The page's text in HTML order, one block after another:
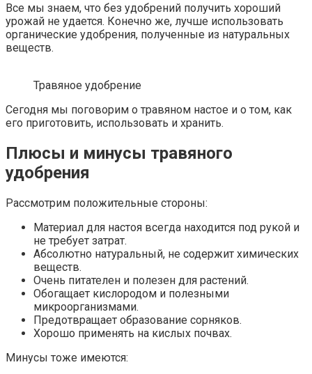
Все мы знаем, что без удобрений получить хороший
урожай не удается. Конечно же, лучше использовать
органические удобрения, полученные из натуральных
веществ.
Травяное удобрение
Сегодня мы поговорим о травяном настое и о том, как
его приготовить, использовать и хранить.
Плюсы и минусы травяного
удобрения
Рассмотрим положительные стороны:
Материал для настоя всегда находится под рукой и
не требует затрат.
Абсолютно натуральный, не содержит химических
веществ.
Очень питателен и полезен для растений.
Обогащает кислородом и полезными
микроорганизмами.
Предотвращает образование сорняков.
Хорошо применять на кислых почвах.
Минусы тоже имеются: